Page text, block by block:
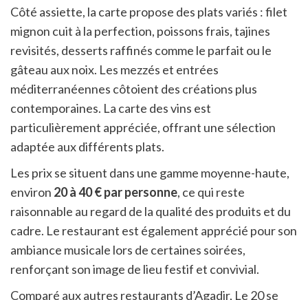
Côté assiette, la carte propose des plats variés : filet
mignon cuit à la perfection, poissons frais, tajines
revisités, desserts raffinés comme le parfait ou le
gâteau aux noix. Les mezzés et entrées
méditerranéennes côtoient des créations plus
contemporaines. La carte des vins est
particulièrement appréciée, offrant une sélection
adaptée aux différents plats.
Les prix se situent dans une gamme moyenne-haute,
environ 20 à 40 € par personne, ce qui reste
raisonnable au regard de la qualité des produits et du
cadre. Le restaurant est également apprécié pour son
ambiance musicale lors de certaines soirées,
renforçant son image de lieu festif et convivial.
Comparé aux autres restaurants d’Agadir, Le 20 se